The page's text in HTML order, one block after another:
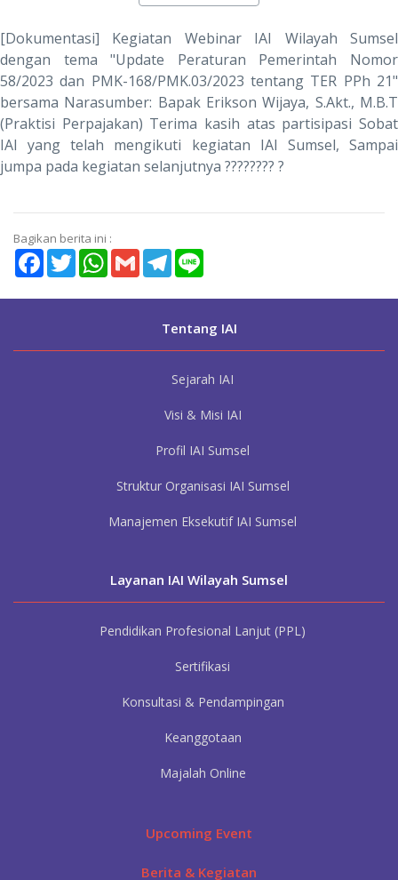
[Dokumentasi] Kegiatan Webinar IAI Wilayah Sumsel
dengan tema "Update Peraturan Pemerintah Nomor
58/2023 dan PMK-168/PMK.03/2023 tentang TER PPh 21"
bersama Narasumber: Bapak Erikson Wijaya, S.Akt., M.B.T
(Praktisi Perpajakan) Terima kasih atas partisipasi Sobat
IAI yang telah mengikuti kegiatan IAI Sumsel, Sampai
jumpa pada kegiatan selanjutnya ???????? ?
Bagikan berita ini :
Facebook
TwitterWhatsApp
GmailTelegram
Tentang IAI
Sejarah IAI
Visi & Misi IAI
Profil IAI Sumsel
Struktur Organisasi IAI Sumsel
Manajemen Eksekutif IAI Sumsel
Layanan IAI Wilayah Sumsel
Pendidikan Profesional Lanjut (PPL)
Sertifikasi
Konsultasi & Pendampingan
Keanggotaan
Majalah Online
Upcoming Event
Berita & Kegiatan